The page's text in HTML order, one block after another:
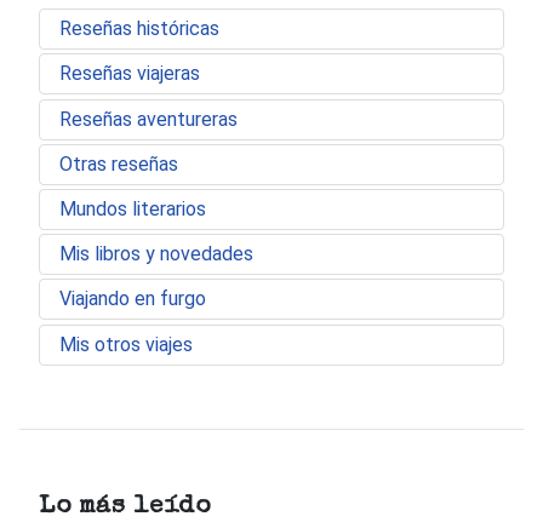
Reseñas históricas
Reseñas viajeras
Reseñas aventureras
Otras reseñas
Mundos literarios
Mis libros y novedades
Viajando en furgo
Mis otros viajes
Lo más leído